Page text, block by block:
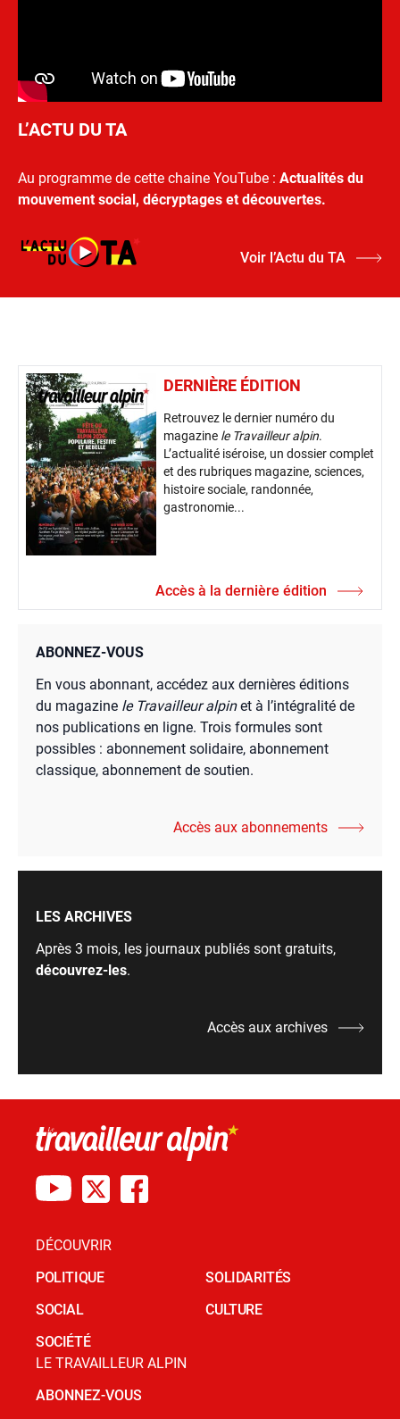
L’ACTU DU TA
Au programme de cette chaine YouTube : Actualités du
mouvement social, décryptages et découvertes.
Voir l’Actu du TA
DERNIÈRE ÉDITION
Retrouvez le dernier numéro du
magazine le Travailleur alpin.
L’actualité iséroise, un dossier complet
et des rubriques magazine, sciences,
histoire sociale, randonnée,
gastronomie...
Accès à la dernière édition
ABONNEZ-VOUS
En vous abonnant, accédez aux dernières éditions
du magazine le Travailleur alpinet à l’intégralité de
nos publications en ligne. Trois formules sont
possibles : abonnement solidaire, abonnement
classique, abonnement de soutien.
Accès aux abonnements
LES ARCHIVES
Après 3 mois, les journaux publiés sont gratuits,
découvrez-les.
Accès aux archives
DÉCOUVRIR
POLITIQUE
SOCIAL
SOCIÉTÉ
SOLIDARITÉS
CULTURE
LE TRAVAILLEUR ALPIN
ABONNEZ-VOUS